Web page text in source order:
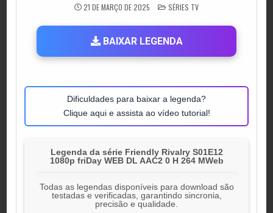
21 DE MARÇO DE 2025 POSTED
IN
SÉRIES TV
BAIXAR LEGENDA
Dificuldades para baixar a legenda?
Clique aqui e assista ao vídeo tutorial!
Legenda da série Friendly Rivalry S01E12
1080p friDay WEB DL AAC2 0 H 264 MWeb
Todas as legendas disponíveis para download são
testadas e verificadas, garantindo sincronia,
precisão e qualidade.